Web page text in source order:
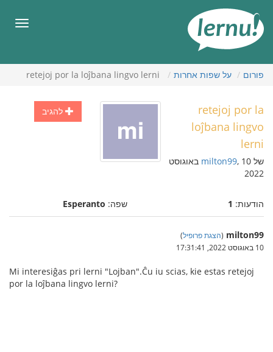
העניינים
פורום על שפות אחרות
להגיב
retejoj por la
loĵbana lingvo
lerni
של milton99 , 10 באוגוסט
2022
הודעות: 1 שפה: Esperanto
milton99
(הצגת פרופיל)
10 באוגוסט 2022, 17:31:41
Mi interesiĝas pri lerni "Lojban".Ĉu iu scias, kie estas retejoj
por la loĵbana lingvo lerni?